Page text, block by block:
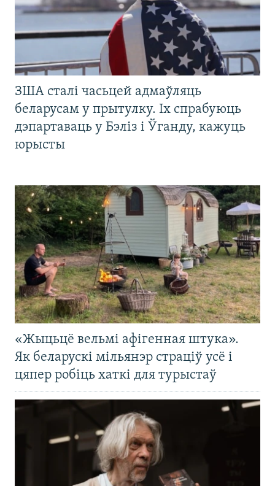
ЗША сталі часьцей адмаўляць
беларусам у прытулку. Іх спрабуюць
дэпартаваць у Бэліз і Ўганду, кажуць
юрысты
«Жыцьцё вельмі афігенная штука».
Як беларускі мільянэр страціў усё і
цяпер робіць хаткі для турыстаў